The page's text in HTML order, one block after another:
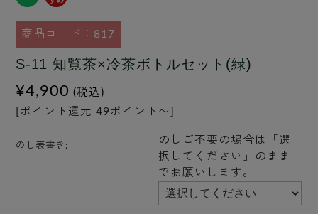
商品コード：817
S-11 知覧茶×冷茶ボトルセット(緑)
¥4,900 (税込)
[ポイント還元 49ポイント〜]
のし表書き:
のしご不要の場合は「選
択してください」のまま
でお願いします。